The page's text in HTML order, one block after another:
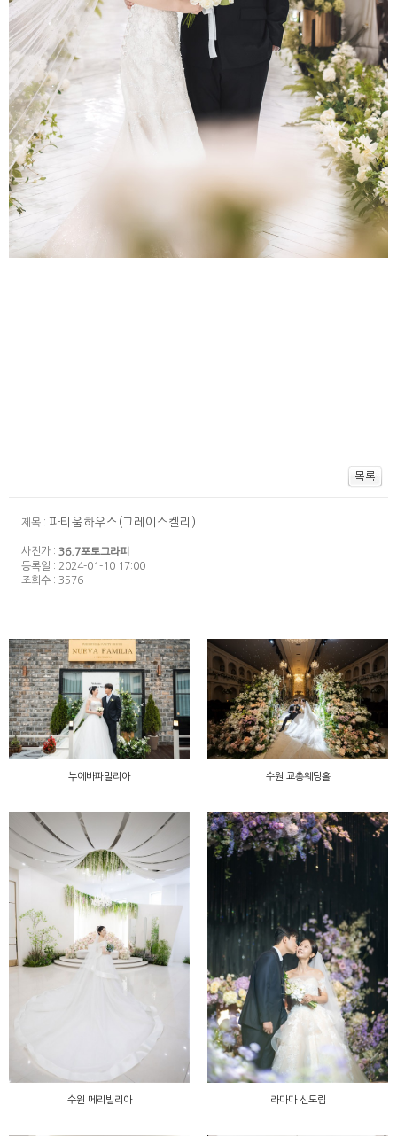
제목 : 파티움하우스(그레이스켈리)
사진가 : 36.7포토그라피
등록일 : 2024-01-10 17:00
조회수 : 3576
누에바파밀리아 수원 교총웨딩홀
수원 메리빌리아 라마다 신도림